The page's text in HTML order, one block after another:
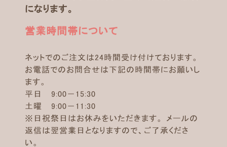
になります。
営業時間帯について
ネットでのご注文は24時間受け付けております。
お電話でのお問合せは下記の時間帯にお願いし
ます。
平日 9:00－15:30
土曜 9:00－11:30
※日祝祭日はお休みをいただきます。 メールの
返信は翌営業日となりますので、ご了承くださ
い。